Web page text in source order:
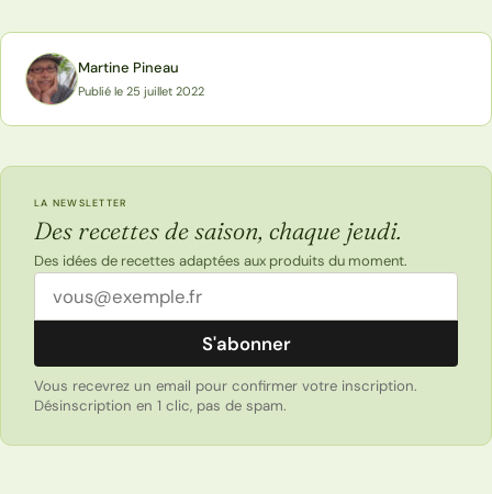
Martine Pineau
Publié le 25 juillet 2022
LA NEWSLETTER
Des recettes de saison, chaque jeudi.
Des idées de recettes adaptées aux produits du moment.
Adresse email
S'abonner
Vous recevrez un email pour confirmer votre inscription.
Désinscription en 1 clic, pas de spam.